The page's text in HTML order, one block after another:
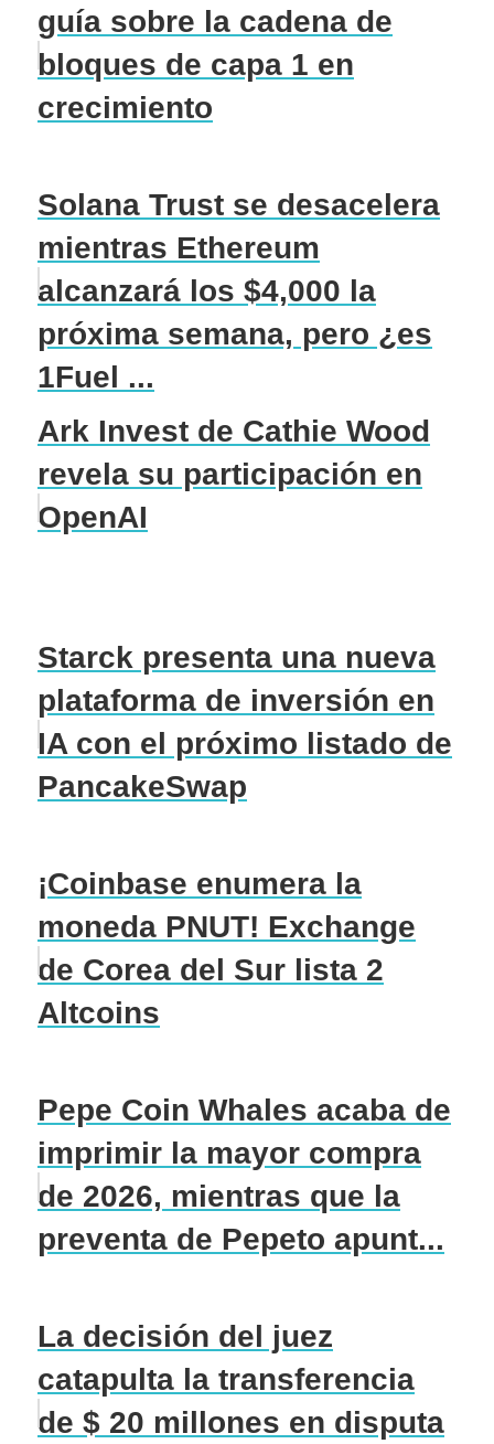
guía sobre la cadena de
bloques de capa 1 en
crecimiento
Solana Trust se desacelera
mientras Ethereum
alcanzará los $4,000 la
próxima semana, pero ¿es
1Fuel ...
Ark Invest de Cathie Wood
revela su participación en
OpenAI
Starck presenta una nueva
plataforma de inversión en
IA con el próximo listado de
PancakeSwap
¡Coinbase enumera la
moneda PNUT! Exchange
de Corea del Sur lista 2
Altcoins
Pepe Coin Whales acaba de
imprimir la mayor compra
de 2026, mientras que la
preventa de Pepeto apunt...
La decisión del juez
catapulta la transferencia
de $ 20 millones en disputa